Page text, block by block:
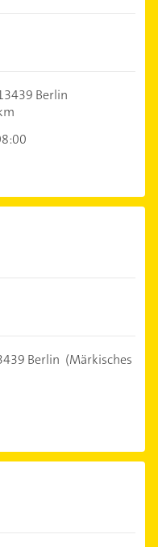
Berlin
Berlin (Märkisches